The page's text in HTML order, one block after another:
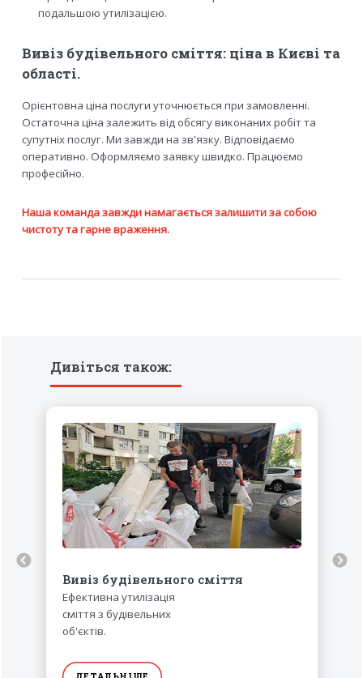
подальшою утилізацією.
Вивіз будівельного сміття: ціна в Києві та
області.
Орієнтовна ціна послуги уточнюється при замовленні.
Остаточна ціна залежить від обсягу виконаних робіт та
супутніх послуг. Ми завжди на зв'язку. Відповідаємо
оперативно. Оформляємо заявку швидко. Працюємо
професійно.
Наша команда завжди намагається залишити за собою
чистоту та гарне враження.
Дивіться також:
Вивіз будівельного сміття
Ефективна утилізація
сміття з будівельних
об'єктів.